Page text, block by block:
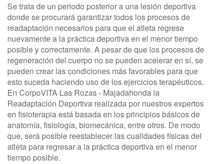
Se trata de un periodo posterior a una lesión deportiva
donde se procurará garantizar todos los procesos de
readaptación necesarios para que el atleta regrese
nuevamente a la práctica deportiva en el menor tiempo
posible y correctamente. A pesar de que los procesos de
regeneración del cuerpo no se pueden acelerar en sí, se
pueden crear las condiciones más favorables para que
esto suceda haciendo uso de los ejercicios terapéuticos.
En CorpoVITA Las Rozas - Majadahonda la
Readaptación Deportiva realizada por nuestros expertos
en fisioterapia está basada en los principios básicos de
anatomía, fisiología, biomecánica, entre otros. De modo
que, será posible reestablecer las cualidades físicas del
atleta para regresar a la práctica deportiva en el menor
tiempo posible.